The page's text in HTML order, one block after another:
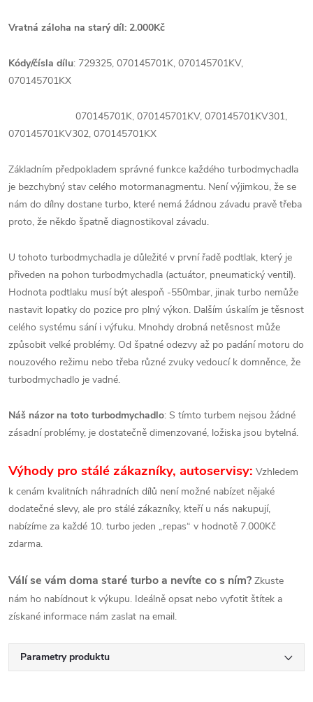
Vratná záloha na starý díl: 2.000Kč
Kódy/čísla dílu: 729325, 070145701K, 070145701KV,
070145701KX
070145701K, 070145701KV, 070145701KV301,
070145701KV302, 070145701KX
Základním předpokladem správné funkce každého turbodmychadla
je bezchybný stav celého motormanagmentu. Není výjimkou, že se
nám do dílny dostane turbo, které nemá žádnou závadu pravě třeba
proto, že někdo špatně diagnostikoval závadu.
U tohoto turbodmychadla je důležité v první řadě podtlak, který je
přiveden na pohon turbodmychadla (actuátor, pneumatický ventil).
Hodnota podtlaku musí být alespoň -550mbar, jinak turbo nemůže
nastavit lopatky do pozice pro plný výkon. Dalším úskalím je těsnost
celého systému sání i výfuku. Mnohdy drobná netěsnost může
způsobit velké problémy. Od špatné odezvy až po padání motoru do
nouzového režimu nebo třeba různé zvuky vedoucí k domněnce, že
turbodmychadlo je vadné.
Náš názor na toto turbodmychadlo: S tímto turbem nejsou žádné
zásadní problémy, je dostatečně dimenzované, ložiska jsou bytelná.
Výhody pro stálé zákazníky, autoservisy: Vzhledem
k cenám kvalitních náhradních dílů není možné nabízet nějaké
dodatečné slevy, ale pro stálé zákazníky, kteří u nás nakupují,
nabízíme za každé 10. turbo jeden „repas“ v hodnotě 7.000Kč
zdarma.
Válí se vám doma staré turbo a nevíte co s ním? Zkuste
nám ho nabídnout k výkupu. Ideálně opsat nebo vyfotit štítek a
získané informace nám zaslat na email.
Parametry produktu